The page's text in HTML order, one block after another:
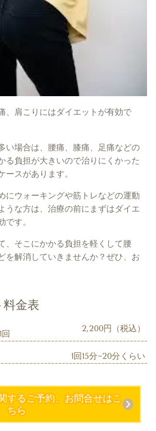
、肩こりにはダイエットが有効で
い場合は、腰痛、膝痛、足痛などの
る負担が大きいので治りにくかった
ースがあります。
にウォーキングや筋トレなどの運動
うな方は、治療の前にまずはダイエ
です。
、そこにかかる負担を軽くして腰
を解消していきませんか？ぜひ、お
料金表
2,200円（税込）
1回15分~20分くらい
するご予約、お問合せはこ
ちら